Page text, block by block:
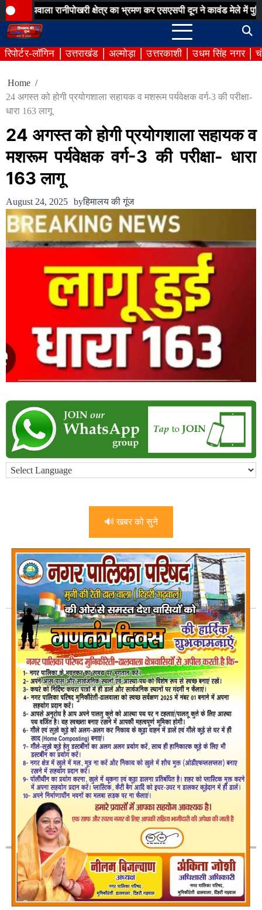
Skip
to
content
रानीपोखरी क्षेत्र का भ्रमण कर एसएसपी दून ने कावंड मेले में पुलिस
रिपोर्टर-लॉगिन उत्तराखंड अल्मोड़ा उत्तरकाशी उधम सिंह नगर
Home
24 अगस्त को होगी प्रयोगशाला सहायक व मशरूम पर्यवेक्षक वर्ग-3 की परीक्षा-
धारा 163 लागू
24 अगस्त को होगी प्रयोगशाला सहायक व
मशरूम पर्यवेक्षक वर्ग-3 की परीक्षा- धारा
163 लागू
August 24, 2025 byहिमालय की गूंज
🔊 खबर को सुने